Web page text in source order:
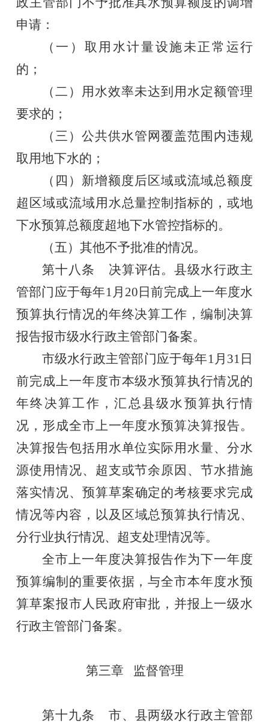
申请：
（一）取用水计量设施未正常运行
的；
（二）用水效率未达到用水定额管理
要求的；
（三）公共供水管网覆盖范围内违规
取用地下水的；
（四）新增额度后区域或流域总额度
超区域或流域用水总量控制指标的，或地
下水预算总额度超地下水管控指标的。
（五）其他不予批准的情况。
第十八条
决算评估。县级水行政主
管部门应于每年1 月 20 日前完成上一年度水
预算执行情况的年终决算工作，编制决算
报告报市级水行政主管部门备案。
市级水行政主管部门应于每年1 月 31 日
前完成上一年度市本级水预算执行情况的
年终决算工作，汇总县级水预算执行情
况，形成全市上一年度水预算决算报告。
决算报告包括用水单位实际用水量、分水
源使用情况、超支或节余原因、节水措施
落实情况、 预算草案确定的考核要求完成
情况等内容，以及 区域总预算执行情况、
分行业执行情况、超支处理情况等。
全市上一年度决算报告作为下一年度
预算编制的重要依据 ，与全市本年度水预
算草案报市人民政府审批，并报上一级水
行政主管部门备案。
第三章 监督管理
第十九条 市、县两级水行政主管部